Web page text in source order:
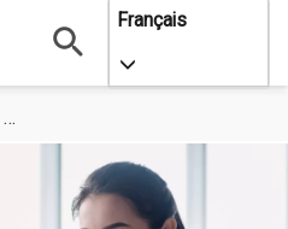
Français
Toggle